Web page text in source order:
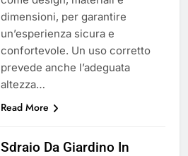
dimensioni, per garantire
un’esperienza sicura e
confortevole. Un uso corretto
prevede anche l’adeguata
altezza…
Read More
Sdraio Da Giardino In